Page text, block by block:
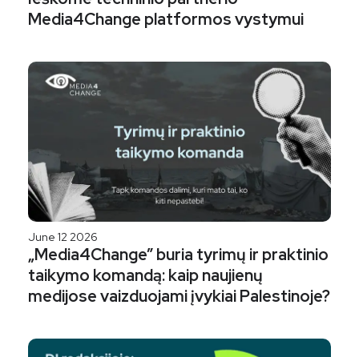
Media4Change platformos vystymui
June 12 2026
„Media4Change” buria tyrimų ir praktinio
taikymo komandą: kaip naujienų
medijose vaizduojami įvykiai Palestinoje?